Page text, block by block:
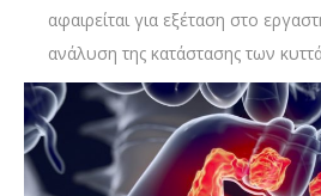
αφαιρείται για εξέταση στο
ανάλυση της κατάστασης των